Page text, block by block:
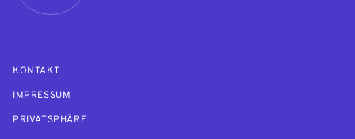
KONTAKT
IMPRESSUM
PRIVATSPHÄRE